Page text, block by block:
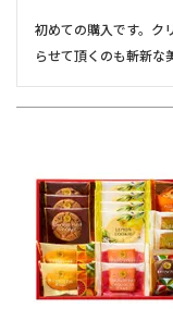
初めての購入です。ク
らせて頂くのも斬新な